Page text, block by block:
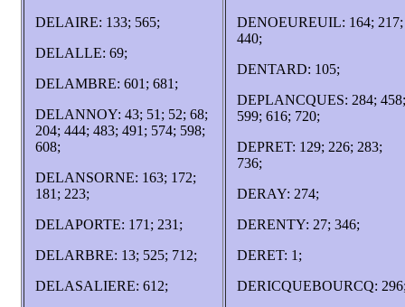
DELAIRE: 133; 565;
DELALLE: 69;
DELAMBRE: 601; 681;
DELANNOY: 43; 51; 52; 68;
204; 444; 483; 491; 574; 598;
608;
DELANSORNE: 163; 172;
181; 223;
DELAPORTE: 171; 231;
DELARBRE: 13; 525; 712;
DELASALIERE: 612;
DENOEUREUIL: 164; 217;
440;
DENTARD: 105;
DEPLANCQUES: 284; 458;
599; 616; 720;
DEPRET: 129; 226; 283;
736;
DERAY: 274;
DERENTY: 27; 346;
DERET: 1;
DERICQUEBOURCQ: